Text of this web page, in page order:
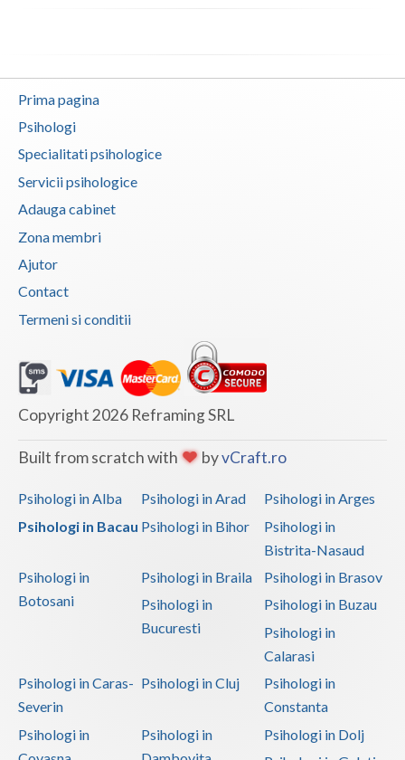
Prima pagina
Psihologi
Specialitati psihologice
Servicii psihologice
Adauga cabinet
Zona membri
Ajutor
Contact
Termeni si conditii
Copyright 2026 Reframing SRL
Built from scratch with byvCraft.ro
Psihologi in Alba Psihologi in Arad
Psihologi in Arges
Psihologi in Bacau Psihologi in Bihor
Psihologi in
Bistrita-Nasaud
Psihologi in
Botosani
Psihologi in Braila
Psihologi in Brasov
Psihologi in
Bucuresti
Psihologi in Buzau
Psihologi in
Calarasi
Psihologi in Caras-
Severin
Psihologi in Cluj
Psihologi in
Constanta
Psihologi in
Psihologi in
Psihologi in Dolj